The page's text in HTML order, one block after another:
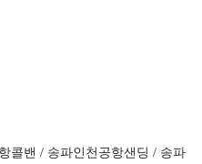
콜밴 / 송파인천공항샌딩 / 송파